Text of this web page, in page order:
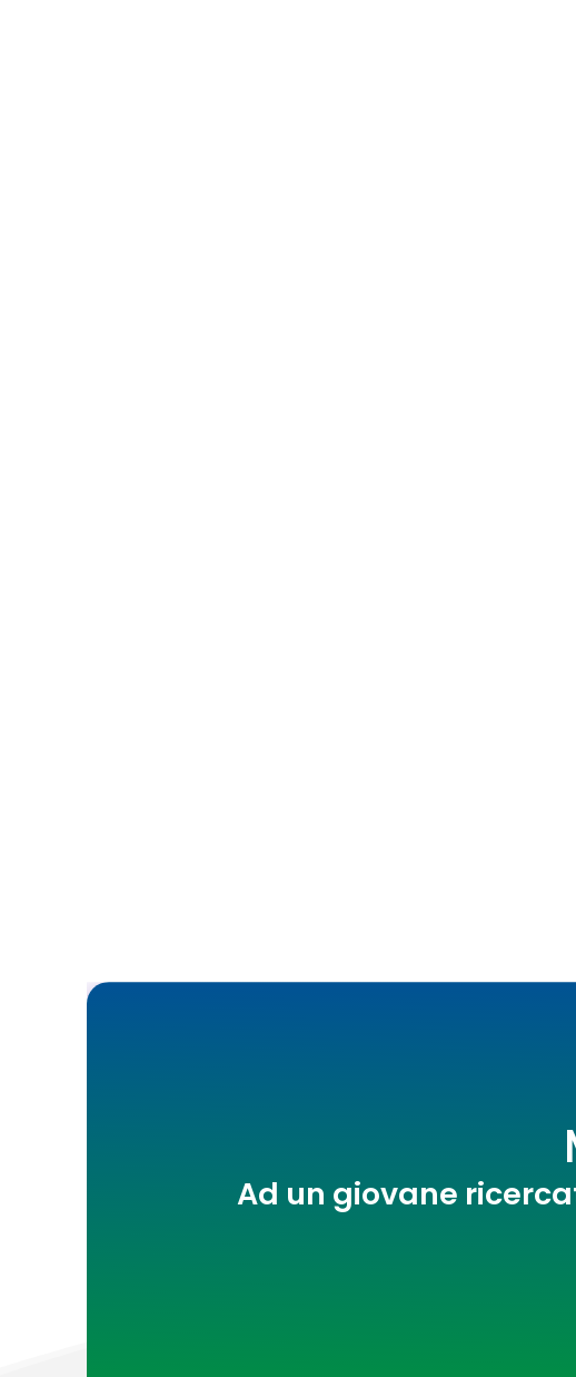
Ad un giovane